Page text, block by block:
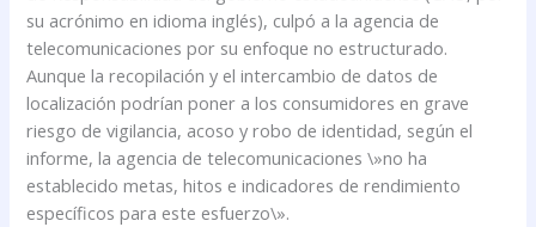
su acrónimo en idioma inglés), culpó a la agencia de
telecomunicaciones por su enfoque no estructurado.
Aunque la recopilación y el intercambio de datos de
localización podrían poner a los consumidores en grave
riesgo de vigilancia, acoso y robo de identidad, según el
informe, la agencia de telecomunicaciones \»no ha
establecido metas, hitos e indicadores de rendimiento
específicos para este esfuerzo\».